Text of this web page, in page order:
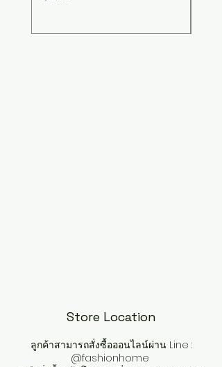
Store Location
ลูกค้าสามารถสั่งซื้อออนไลน์ผ่าน Line :
@fashionhome